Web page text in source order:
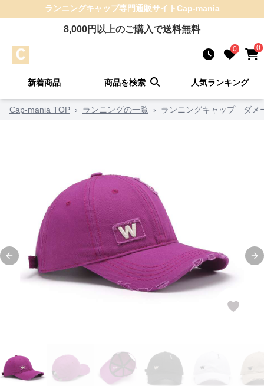
ランニングキャップ専門通販サイトCap-mania
8,000円以上のご購入で送料無料
0 0
新着商品 商品を検索 人気ランキング
Cap-mania TOP › ランニングの一覧 › ランニングキャップ ダメ
Previous slide